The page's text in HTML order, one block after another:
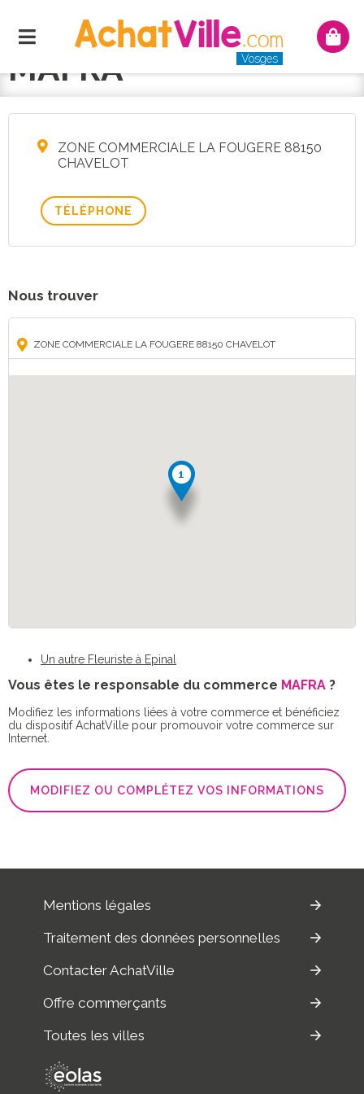
Menu
Vosges
Mon
panier
MAFRA
ZONE COMMERCIALE LA FOUGERE 88150
CHAVELOT
TÉLÉPHONE
Nous trouver
ZONE COMMERCIALE LA FOUGERE 88150 CHAVELOT
Un autre Fleuriste à Epinal
Vous êtes le responsable du commerce MAFRA ?
Modifiez les informations liées à votre commerce et bénéficiez
du dispositif AchatVille pour promouvoir votre commerce sur
Internet.
MODIFIEZ OU COMPLÉTEZ VOS INFORMATIONS
Mentions légales
Traitement des données personnelles
Contacter AchatVille
Offre commerçants
Toutes les villes